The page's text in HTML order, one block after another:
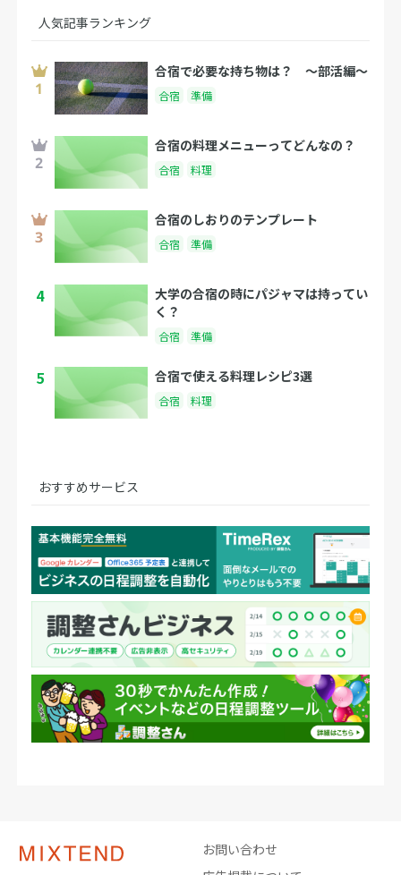
人気記事ランキング
合宿で必要な持ち物は？ 〜部活編〜
合宿 準備
合宿の料理メニューってどんなの？
合宿 料理
合宿のしおりのテンプレート
合宿 準備
4
大学の合宿の時にパジャマは持ってい
く？
合宿 準備
5 合宿で使える料理レシピ3選
合宿 料理
おすすめサービス
お問い合わせ